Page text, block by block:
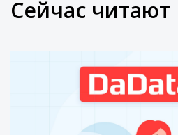
Сейчас читают